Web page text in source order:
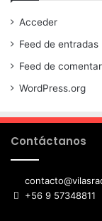
Acceder
Feed de entradas
Feed de
WordPress.org
Contáctanos
+56 9 57348811